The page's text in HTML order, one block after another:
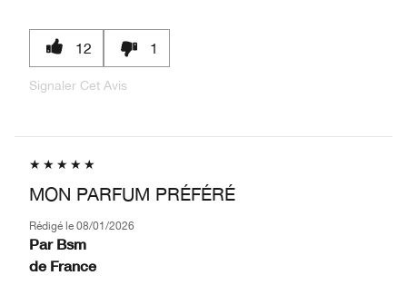
12 1
Signaler Cet Avis
MON PARFUM PRÉFÉRÉ
Rédigé le 08/01/2026
Par Bsm
de France